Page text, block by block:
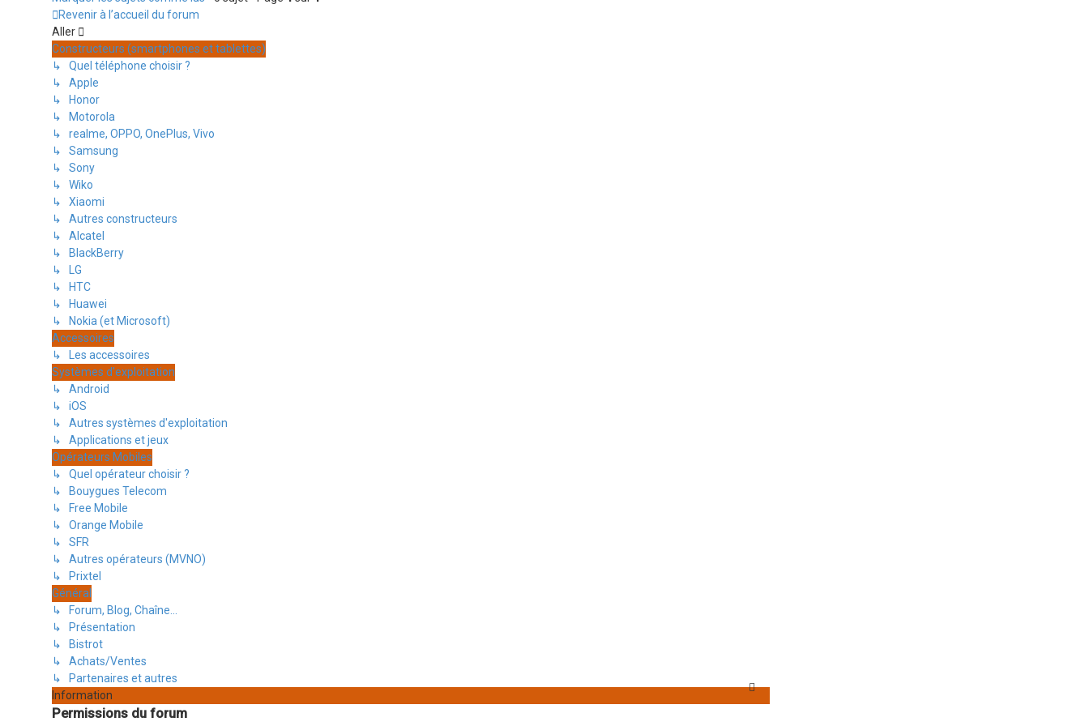
Revenir à l’accueil du forum
Aller
Constructeurs (smartphones et tablettes)
↳ Quel téléphone choisir ?
↳ Apple
↳ Honor
↳ Motorola
↳ realme, OPPO, OnePlus, Vivo
↳ Samsung
↳ Sony
↳ Wiko
↳ Xiaomi
↳ Autres constructeurs
↳ Alcatel
↳ BlackBerry
↳ LG
↳ HTC
↳ Huawei
↳ Nokia (et Microsoft)
Accessoires
↳ Les accessoires
Systèmes d'exploitation
↳ Android
↳ iOS
↳ Autres systèmes d'exploitation
↳ Applications et jeux
Opérateurs Mobiles
↳ Quel opérateur choisir ?
↳ Bouygues Telecom
↳ Free Mobile
↳ Orange Mobile
↳ SFR
↳ Autres opérateurs (MVNO)
↳ Prixtel
Général
↳ Forum, Blog, Chaîne...
↳ Présentation
↳ Bistrot
↳ Achats/Ventes
↳ Partenaires et autres
Information
Permissions du forum